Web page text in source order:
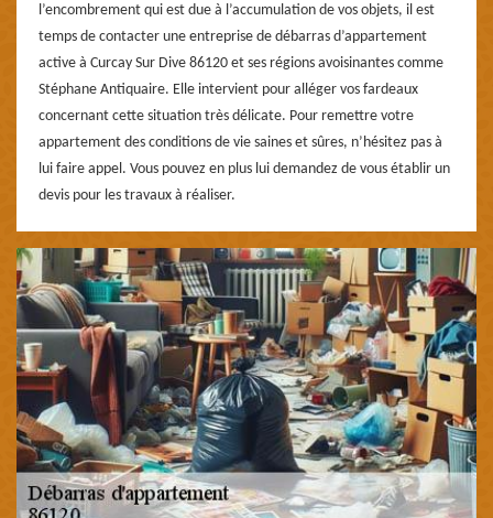
l’encombrement qui est due à l’accumulation de vos objets, il est
temps de contacter une entreprise de débarras d’appartement
active à Curcay Sur Dive 86120 et ses régions avoisinantes comme
Stéphane Antiquaire. Elle intervient pour alléger vos fardeaux
concernant cette situation très délicate. Pour remettre votre
appartement des conditions de vie saines et sûres, n’hésitez pas à
lui faire appel. Vous pouvez en plus lui demandez de vous établir un
devis pour les travaux à réaliser.